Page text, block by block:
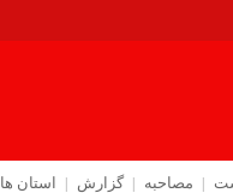
مصاحبه گزارش استان ها